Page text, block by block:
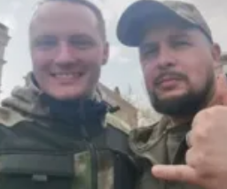
Społeczeństwo
Wojna na Ukrainie
Świat